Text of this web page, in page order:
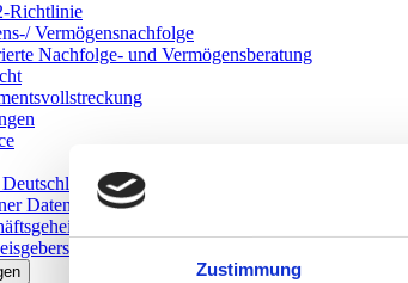
Zustimmung
Richtlinie
Vermögensnachfolge
Nachfolge- und Vermögensberatung
expandieren
Datenschutzbeauftragter
in Unternehmen